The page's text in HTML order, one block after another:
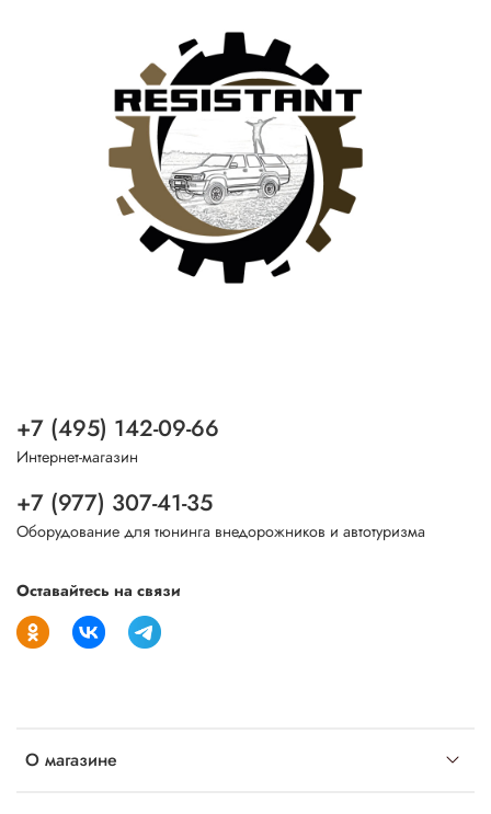
О магазине
+7 (495) 142-09-66
Интернет-магазин
+7 (977) 307-41-35
Оборудование для тюнинга внедорожников и автотуризма
Оставайтесь на связи